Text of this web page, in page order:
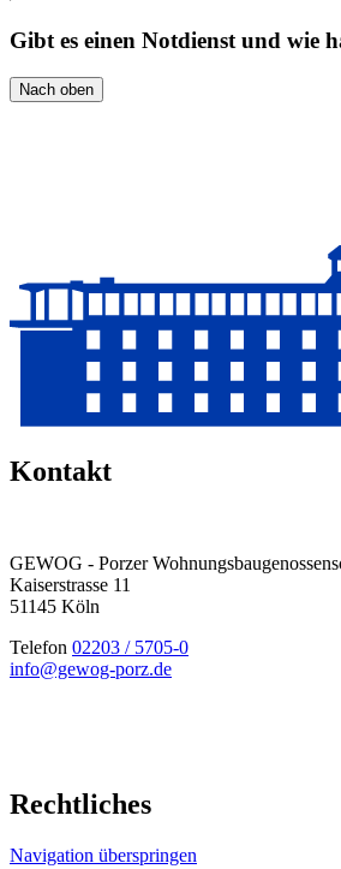
Gibt es einen Notdienst und wie
Nach oben
Kontakt
GEWOG - Porzer
Kaiserstrasse 11
51145 Köln
Telefon 02203 / 5705-0
info@gewog-porz.de
Rechtliches
Navigation überspringen